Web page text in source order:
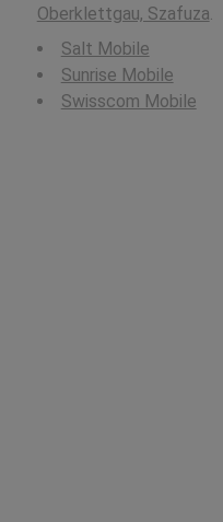
Oberklettgau, Szafuza.
Salt Mobile
Sunrise Mobile
Swisscom Mobile